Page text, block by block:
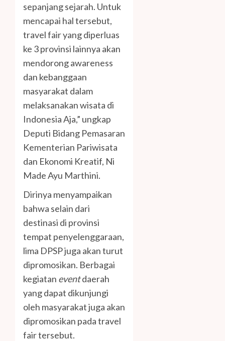
sepanjang sejarah. Untuk
mencapai hal tersebut,
travel fair yang diperluas
ke 3 provinsi lainnya akan
mendorong awareness
dan kebanggaan
masyarakat dalam
melaksanakan wisata di
Indonesia Aja,” ungkap
Deputi Bidang Pemasaran
Kementerian Pariwisata
dan Ekonomi Kreatif, Ni
Made Ayu Marthini.
Dirinya menyampaikan
bahwa selain dari
destinasi di provinsi
tempat penyelenggaraan,
lima DPSP juga akan turut
dipromosikan. Berbagai
kegiatan eventdaerah
yang dapat dikunjungi
oleh masyarakat juga akan
dipromosikan pada travel
fair tersebut.